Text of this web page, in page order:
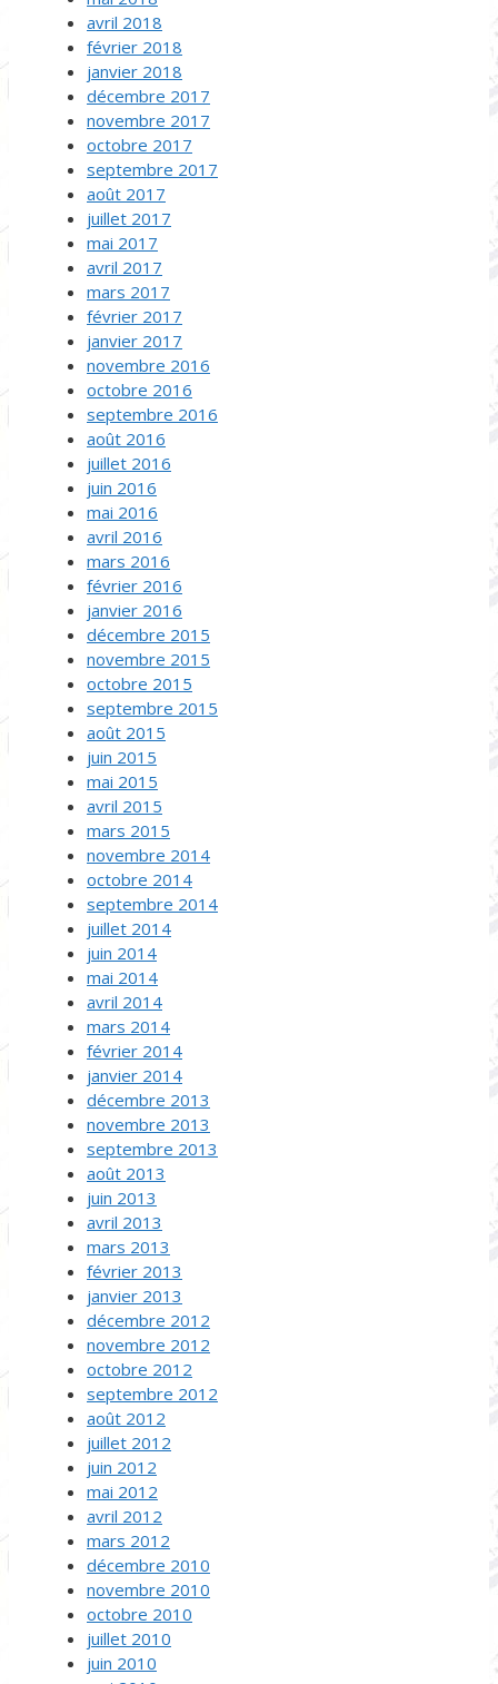
avril 2018
février 2018
janvier 2018
décembre 2017
novembre 2017
octobre 2017
septembre 2017
août 2017
juillet 2017
mai 2017
avril 2017
mars 2017
février 2017
janvier 2017
novembre 2016
octobre 2016
septembre 2016
août 2016
juillet 2016
juin 2016
mai 2016
avril 2016
mars 2016
février 2016
janvier 2016
décembre 2015
novembre 2015
octobre 2015
septembre 2015
août 2015
juin 2015
mai 2015
avril 2015
mars 2015
novembre 2014
octobre 2014
septembre 2014
juillet 2014
juin 2014
mai 2014
avril 2014
mars 2014
février 2014
janvier 2014
décembre 2013
novembre 2013
septembre 2013
août 2013
juin 2013
avril 2013
mars 2013
février 2013
janvier 2013
décembre 2012
novembre 2012
octobre 2012
septembre 2012
août 2012
juillet 2012
juin 2012
mai 2012
avril 2012
mars 2012
décembre 2010
novembre 2010
octobre 2010
juillet 2010
juin 2010